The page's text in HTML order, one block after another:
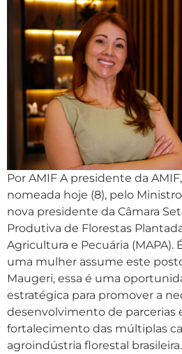
Por AMIF A presidente da
nomeada hoje (8), pelo
nova presidente da Câmara
Produtiva de Florestas
Agricultura e Pecuária (MAPA).
uma mulher assume este
Maugeri, essa é uma
estratégica para promover a
desenvolvimento de parcerias
fortalecimento das múltiplas
agroindústria florestal